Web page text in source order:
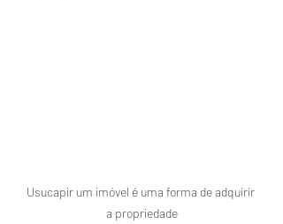
Usucapir um imóvel é uma forma de adquirir
a propriedade